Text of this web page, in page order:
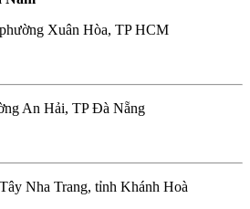
Xuân Hòa, TP HCM
An Hải, TP Đà Nẵng
Nha Trang, tỉnh Khánh Hoà